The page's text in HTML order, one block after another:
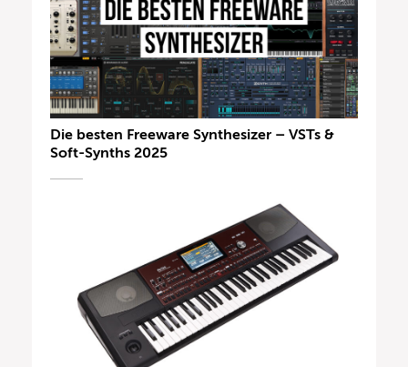
Die besten Freeware Synthesizer – VSTs &
Soft-Synths 2025